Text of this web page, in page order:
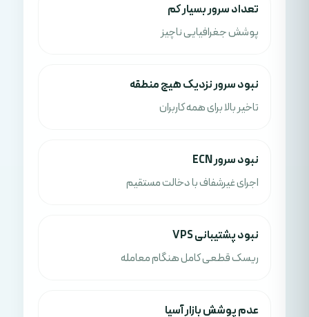
تعداد سرور بسیار کم
پوشش جغرافیایی ناچیز
نبود سرور نزدیک هیچ منطقه
تاخیر بالا برای همه کاربران
نبود سرور ECN
اجرای غیرشفاف با دخالت مستقیم
نبود پشتیبانی VPS
ریسک قطعی کامل هنگام معامله
عدم پوشش بازار آسیا